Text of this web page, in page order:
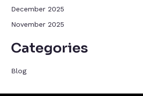
December 2025
November 2025
Categories
Blog